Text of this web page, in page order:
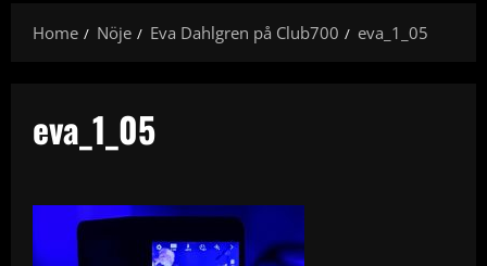
Home
Nöje Eva Dahlgren på Club700 eva_1_05
eva_1_05